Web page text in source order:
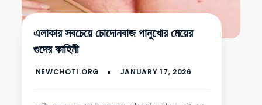
এলাকার সবচেয়ে চোদোনবাজ পানুখোর মেয়ের
গুদের কাহিনী